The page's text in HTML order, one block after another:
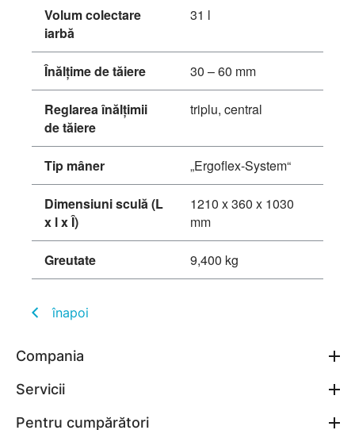
Volum colectare
iarbă
31 l
Înălţime de tăiere 30 – 60 mm
Reglarea înălţimii
de tăiere
triplu, central
Tip mâner „Ergoflex-System“
Dimensiuni sculă (L
x l x Î)
1210 x 360 x 1030
mm
Greutate 9,400 kg
înapoi
Compania
Servicii
Pentru cumpărători